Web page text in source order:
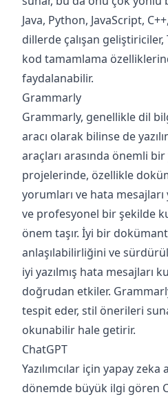
Java, Python, JavaScript,
dillerde çalışan
kod tamamlama
faydalanabilir.
Grammarly
Grammarly, genellikle dil
aracı olarak bilinse de
araçları arasında önemli bir
projelerinde, özellikle
yorumları ve hata
ve profesyonel bir şekilde
önem taşır. İyi bir
anlaşılabilirliğini ve
iyi yazılmış hata mesajları
doğrudan etkiler.
tespit eder, stil önerileri
okunabilir hale getirir.
ChatGPT
Yazılımcılar için yapay zeka
dönemde büyük ilgi gören